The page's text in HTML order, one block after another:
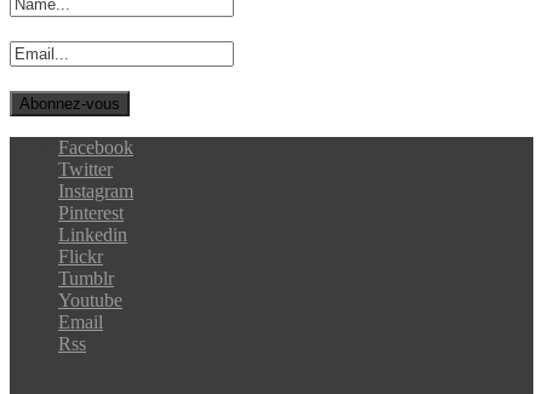
Facebook
Twitter
Instagram
Pinterest
Linkedin
Flickr
Tumblr
Youtube
Email
Rss